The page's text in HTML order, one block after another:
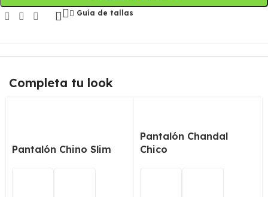
Guía de tallas
Completa tu look
Pantalón Chino Slim
Pantalón Chandal
Chico